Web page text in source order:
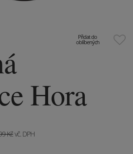
Přidat do
oblíbených
Hora
Kčvč. DPH